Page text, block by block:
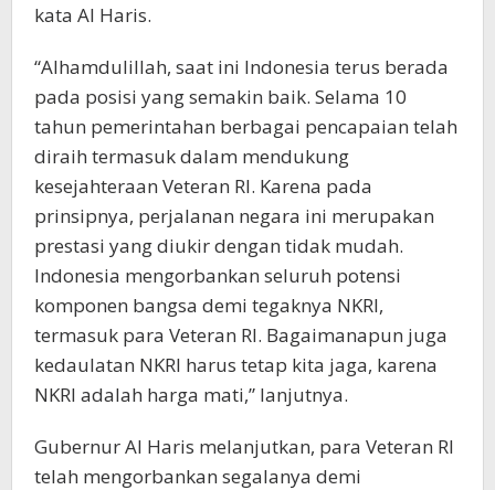
kata Al Haris.
“Alhamdulillah, saat ini Indonesia terus berada
pada posisi yang semakin baik. Selama 10
tahun pemerintahan berbagai pencapaian telah
diraih termasuk dalam mendukung
kesejahteraan Veteran RI. Karena pada
prinsipnya, perjalanan negara ini merupakan
prestasi yang diukir dengan tidak mudah.
Indonesia mengorbankan seluruh potensi
komponen bangsa demi tegaknya NKRI,
termasuk para Veteran RI. Bagaimanapun juga
kedaulatan NKRI harus tetap kita jaga, karena
NKRI adalah harga mati,” lanjutnya.
Gubernur Al Haris melanjutkan, para Veteran RI
telah mengorbankan segalanya demi